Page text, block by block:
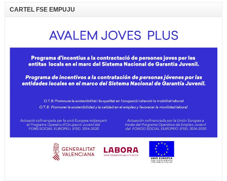
CARTEL FSE EMPUJU